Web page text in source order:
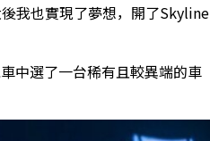
我也實現了夢想，開了Skyline
中選了一台稀有且較異端的車